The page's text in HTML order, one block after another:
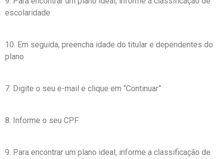
escolaridade
10. Em seguida, preencha idade do titular e dependentes do
plano
7. Digite o seu e-mail e clique em “Continuar”
8. Informe o seu CPF
9. Para encontrar um plano ideal, informe a classificação de